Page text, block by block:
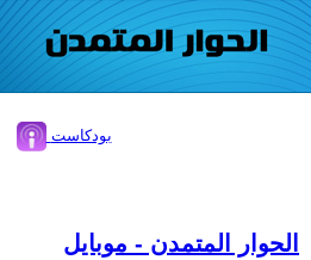
بودكاست
الحوار المتمدن - موبايل